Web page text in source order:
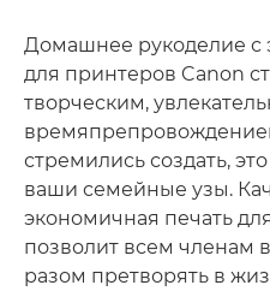
Домашнее рукоделие с
для принтеров Canon
творческим,
стремились создать,
ваши семейные узы.
экономичная печать
позволит всем членам
разом претворять в